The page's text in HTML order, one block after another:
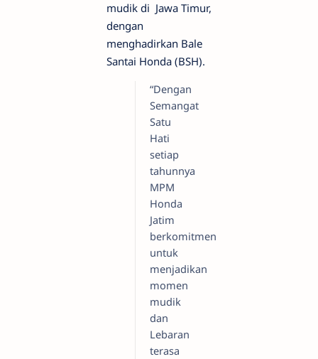
mudik di Jawa Timur,
dengan
menghadirkan Bale
Santai Honda (BSH).
“Dengan
Semangat
Satu
Hati
setiap
tahunnya
MPM
Honda
Jatim
berkomitmen
untuk
menjadikan
momen
mudik
dan
Lebaran
terasa